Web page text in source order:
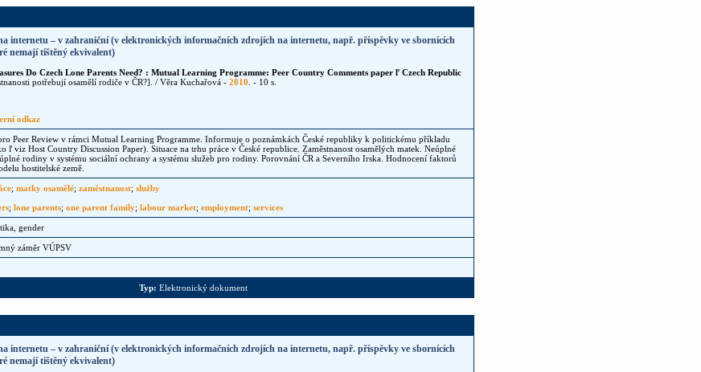
internetu – v zahraniční (v elektronických informačních zdrojích na internetu, např. příspěvky ve sbornících
nemají tištěný ekvivalent)
Do Czech Lone Parents Need? : Mutual Learning Programme: Peer Country Comments paper ľ Czech Republic
potřebují osamělí rodiče v ČR?]. / Věra Kuchařová - 2010 . - 10 s.
odkaz
Peer Review v rámci Mutual Learning Programme. Informuje o poznámkách České republiky k politickému příkladu
ľ viz Host Country Discussion Paper). Situace na trhu práce v České republice. Zaměstnanost osamělých matek. Neúplné
rodiny v systému sociální ochrany a systému služeb pro rodiny. Porovnání ČR a Severního Irska. Hodnocení faktorů
hostitelské země.
; matky osamělé; zaměstnanost; služby
; lone parents; one parent family; labour market; employment; services
gender
záměr VÚPSV
Typ: Elektronický dokument
internetu – v zahraniční (v elektronických informačních zdrojích na internetu, např. příspěvky ve sbornících
nemají tištěný ekvivalent)